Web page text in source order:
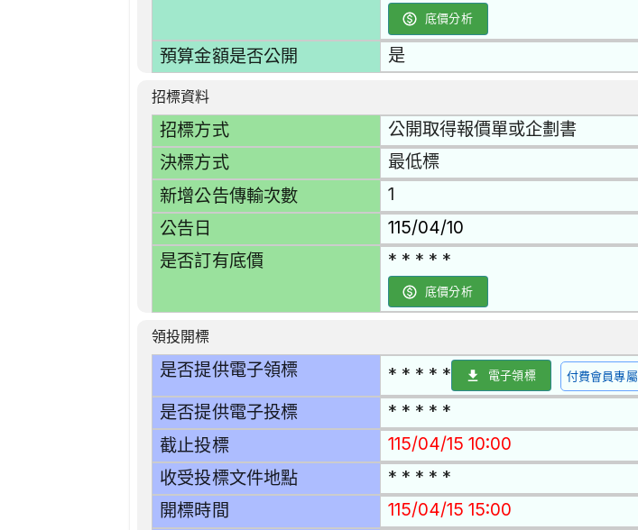
底價分析
預算金額是否公開 是
招標資料
招標方式 公開取得報價單或企劃書
決標方式 最低標
新增公告傳輸次數 1
公告日 115/04/10
是否訂有底價 * * * * *
底價分析
領投開標
是否提供電子領標 * * * * * 電子領標 付費會員專屬
是否提供電子投標 * * * * *
截止投標 115/04/15 10:00
收受投標文件地點 * * * * *
開標時間 115/04/15 15:00